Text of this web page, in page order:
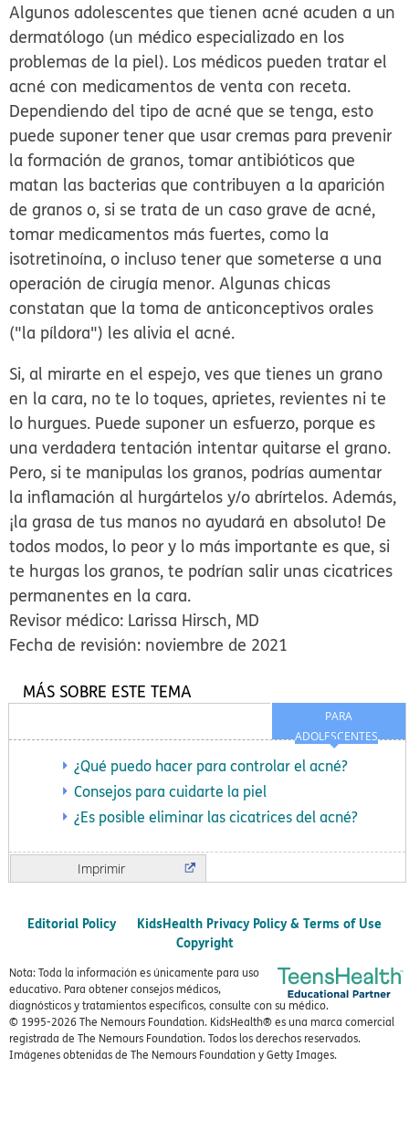
Algunos adolescentes que tienen acné acuden a un
dermatólogo (un médico especializado en los
problemas de la piel). Los médicos pueden tratar el
acné con medicamentos de venta con receta.
Dependiendo del tipo de acné que se tenga, esto
puede suponer tener que usar cremas para prevenir
la formación de granos, tomar antibióticos que
matan las bacterias que contribuyen a la aparición
de granos o, si se trata de un caso grave de acné,
tomar medicamentos más fuertes, como la
isotretinoína, o incluso tener que someterse a una
operación de cirugía menor. Algunas chicas
constatan que la toma de anticonceptivos orales
("la píldora") les alivia el acné.
Si, al mirarte en el espejo, ves que tienes un grano
en la cara, no te lo toques, aprietes, revientes ni te
lo hurgues. Puede suponer un esfuerzo, porque es
una verdadera tentación intentar quitarse el grano.
Pero, si te manipulas los granos, podrías aumentar
la inflamación al hurgártelos y/o abrírtelos. Además,
¡la grasa de tus manos no ayudará en absoluto! De
todos modos, lo peor y lo más importante es que, si
te hurgas los granos, te podrían salir unas cicatrices
permanentes en la cara.
Revisor médico: Larissa Hirsch, MD
Fecha de revisión: noviembre de 2021
PARA
ADOLESCENTES
MÁS SOBRE ESTE TEMA
¿Qué puedo hacer para controlar el acné?
Consejos para cuidarte la piel
¿Es posible eliminar las cicatrices del acné?
Imprimir
Editorial Policy
KidsHealth Privacy Policy & Terms of Use
Copyright
Nota: Toda la información es únicamente para uso
educativo. Para obtener consejos médicos,
diagnósticos y tratamientos específicos, consulte con su médico.
© 1995-2026 The Nemours Foundation. KidsHealth® es una marca comercial
registrada de The Nemours Foundation. Todos los derechos reservados.
Imágenes obtenidas de The Nemours Foundation y Getty Images.